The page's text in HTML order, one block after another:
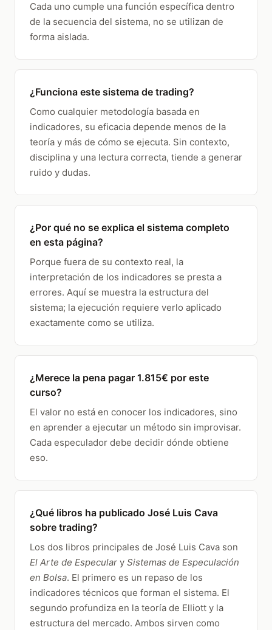
Cada uno cumple una función específica dentro
de la secuencia del sistema, no se utilizan de
forma aislada.
¿Funciona este sistema de trading?
Como cualquier metodología basada en
indicadores, su eficacia depende menos de la
teoría y más de cómo se ejecuta. Sin contexto,
disciplina y una lectura correcta, tiende a generar
ruido y dudas.
¿Por qué no se explica el sistema completo
en esta página?
Porque fuera de su contexto real, la
interpretación de los indicadores se presta a
errores. Aquí se muestra la estructura del
sistema; la ejecución requiere verlo aplicado
exactamente como se utiliza.
¿Merece la pena pagar 1.815€ por este
curso?
El valor no está en conocer los indicadores, sino
en aprender a ejecutar un método sin improvisar.
Cada especulador debe decidir dónde obtiene
eso.
¿Qué libros ha publicado José Luis Cava
sobre trading?
Los dos libros principales de José Luis Cava son
El Arte de Especular y Sistemas de Especulación
en Bolsa. El primero es un repaso de los
indicadores técnicos que forman el sistema. El
segundo profundiza en la teoría de Elliott y la
estructura del mercado. Ambos sirven como